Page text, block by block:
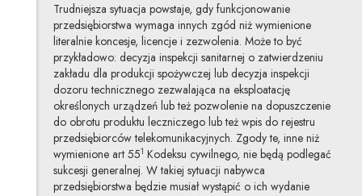
Trudniejsza sytuacja powstaje, gdy funkcjonowanie
przedsiębiorstwa wymaga innych zgód niż wymienione
literalnie koncesje, licencje i zezwolenia. Może to być
przykładowo: decyzja inspekcji sanitarnej o zatwierdzeniu
zakładu dla produkcji spożywczej lub decyzja inspekcji
dozoru technicznego zezwalająca na eksploatację
określonych urządzeń lub też pozwolenie na dopuszczenie
do obrotu produktu leczniczego lub też wpis do rejestru
przedsiębiorców telekomunikacyjnych. Zgody te, inne niż
wymienione art 551 Kodeksu cywilnego, nie będą podlegać
sukcesji generalnej. W takiej sytuacji nabywca
przedsiębiorstwa będzie musiał wystąpić o ich wydanie